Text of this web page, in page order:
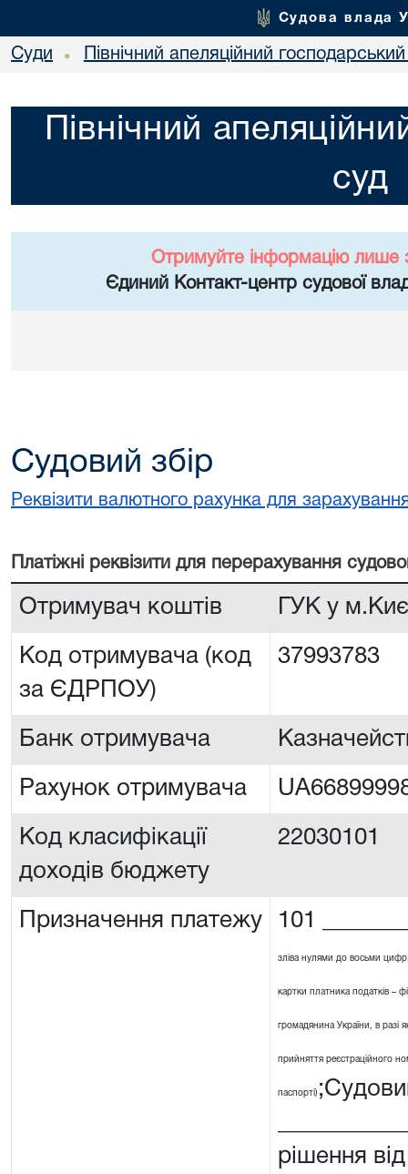
Судова влада
Суди • Північний апеляційний
Північний
суд
Отримуйте інформацію лише
Єдиний Контакт-центр судової
Судовий збір
Реквізити валютного рахунка для
Платiжнi реквiзити для перерахування
Отримувач коштів ГУК у
Код отримувача (код
за ЄДРПОУ)
37993783
Банк отримувача
Рахунок отримувача
Код класифікації
доходів бюджету
22030101
Призначення платежу 101
зліва нулями до восьми
картки платника податків –
громадянина України, в разі
прийняття реєстраційного
паспорті)
рішення